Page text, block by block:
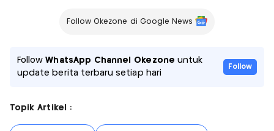
Follow Okezone di Google News
FollowWhatsApp Channel Okezone untuk
update berita terbaru setiap hari
Follow
Topik Artikel :